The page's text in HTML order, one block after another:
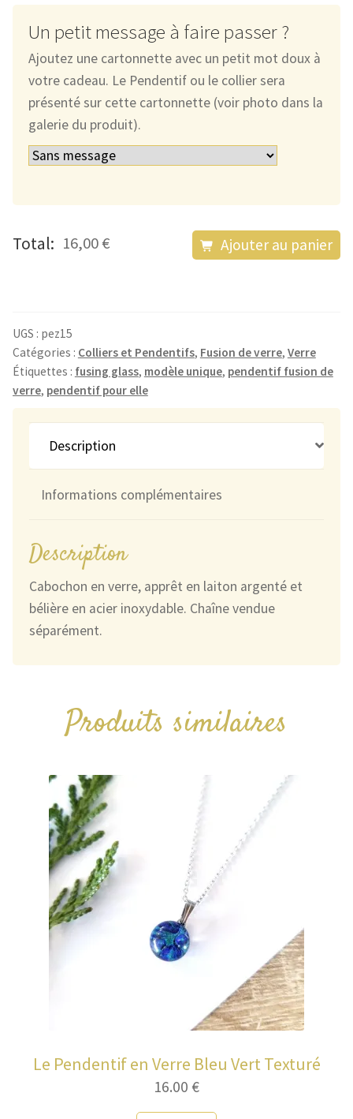
Un petit message à faire passer ?
Ajoutez une cartonnette avec un petit mot doux à
votre cadeau. Le Pendentif ou le collier sera
présenté sur cette cartonnette (voir photo dans la
galerie du produit).
Total: 16,00 €
Verre
Bleu
Nuit
Ajouter au panier
UGS : pez15
Catégories : Colliers et Pendentifs, Fusion de verre, Verre
Étiquettes : fusing glass, modèle unique, pendentif fusion de
verre, pendentif pour elle
Description
Informations complémentaires
Description
Cabochon en verre, apprêt en laiton argenté et
bélière en acier inoxydable. Chaîne vendue
séparément.
Produits similaires
Le Pendentif en Verre Bleu Vert Texturé
16.00 €